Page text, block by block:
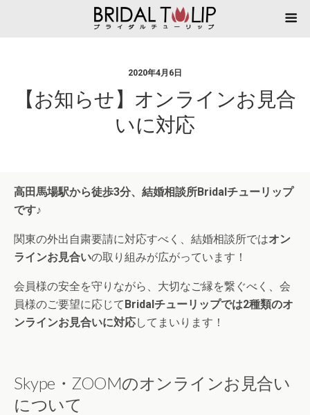
2020年4月6日
【お知らせ】オンラインお見合
いに対応
高田馬場駅から徒歩3分、結婚相談所Bridalチューリップ
です♪
関東の外出自粛要請に対応すべく、結婚相談所ではオン
ラインお見合いの取り組みが広がっています！
会員様の安全を守りながら、大切なご縁を繋ぐべく、会
員様のご要望に応じてBridalチューリップでは2種類のオ
ンラインお見合いに対応してまいります！
Skype・ZOOMのオンラインお見合い
について